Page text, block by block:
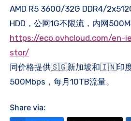
AMD R5 3600/32G DDR4/
HDD，公网1G不限流，内网
https://eco.ovhcloud.com/en-
stor/
同价格提供🇸🇬新加坡和🇮🇳印度
500Mbps，每月10TB流量。
Share via: